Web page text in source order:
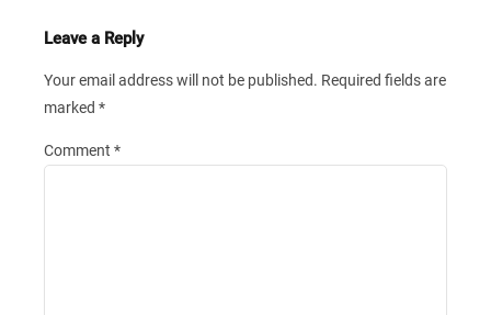
Leave a Reply
Your email address will not be published. Required fields are
marked *
Comment *